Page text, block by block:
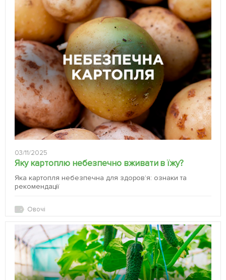
03/11/2025
Яку картоплю небезпечно вживати в їжу?
Яка картопля небезпечна для здоров’я: ознаки та
рекомендації
Овочі